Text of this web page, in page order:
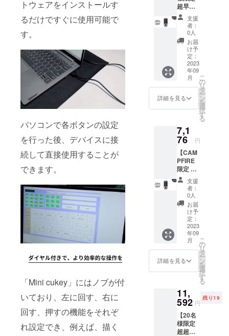
トウェアをインストールす
るだけですぐに使用可能で
す。
パソコンで各ボタンの設定
を行った後、デバイスに接
続して直接使用することが
できます。
「Mini cukey」にはノブが付
いており、左に回す、右に
回す、押すの機能をそれぞ
れ設定でき、例えば、描く
」本体
×1 ・充
電ケー
ブル×1
・日本
語取扱
説明書
超早割
26％OF
F】カス
タム
キー
ボード
「Mini
cukey
」×1 定
価:9,20
0円（税
込） ※
送料無
料（日
限定）
内容
物： ・
「Mini
cukey
」本体
×1 ・充
電ケー
ブル×1
・日本
語取扱
説明書
支援
者：
0人
お届
け予
定：
2023
年09
月
詳細を見る
こ
の
リ
タ
ー
ン
を
選
択
す
る
7,1
76 円
【CAM
PFIRE
限定 早
割
22％OF
F】カス
タム
キー
ボード
「Mini
cukey
」×1 定
価:9,20
0円（税
込） ※
送料無
本国内
限定）
内容
物： ・
「Mini
cukey
支援
者：
0人
お届
け予
定：
2023
年09
月
詳細を見る
こ
の
リ
タ
ー
ン
を
選
択
す
る
11,
592 円
残り19
【20名
様限定
超超早